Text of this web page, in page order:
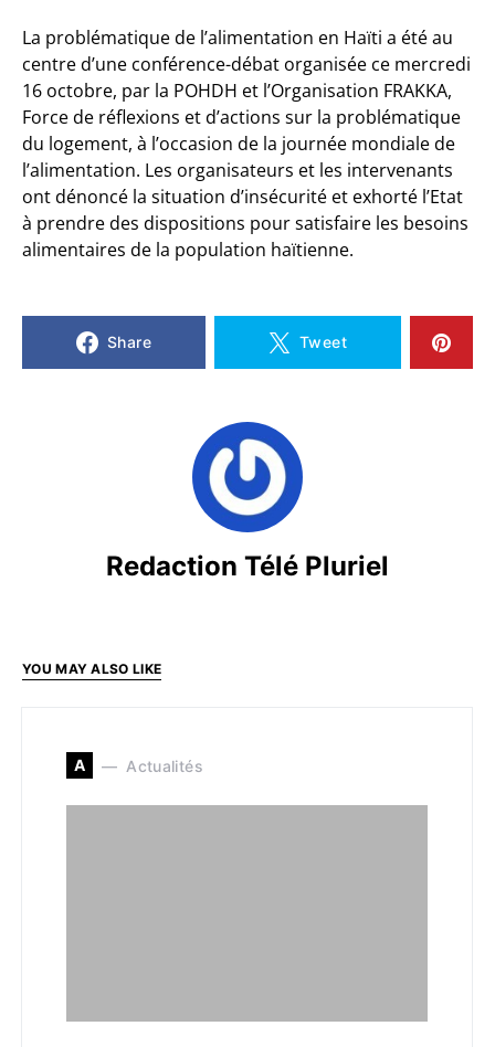
La problématique de l’alimentation en Haïti a été au
centre d’une conférence-débat organisée ce mercredi
16 octobre, par la POHDH et l’Organisation FRAKKA,
Force de réflexions et d’actions sur la problématique
du logement, à l’occasion de la journée mondiale de
l’alimentation. Les organisateurs et les intervenants
ont dénoncé la situation d’insécurité et exhorté l’Etat
à prendre des dispositions pour satisfaire les besoins
alimentaires de la population haïtienne.
Share Tweet
Redaction Télé Pluriel
YOU MAY ALSO LIKE
A Actualités